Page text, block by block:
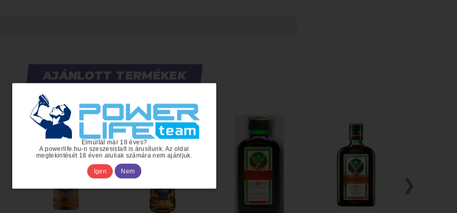
Elmúltál már 18 éves?
A powerlife.hu-n szeszesistalt is árusítunk. Az oldal
megtekintését 18 éven aluliak számára nem ajánljuk.
Igen Nem
AJÁNLOTT TERMÉKEK
›